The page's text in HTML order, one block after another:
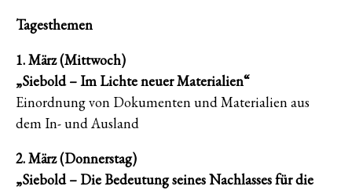
Tagesthemen
1. März (Mittwoch)
„Siebold – Im Lichte neuer Materialien“
Einordnung von Dokumenten und Materialien aus
dem In- und Ausland
2. März (Donnerstag)
„Siebold – Die Bedeutung seines Nachlasses für die